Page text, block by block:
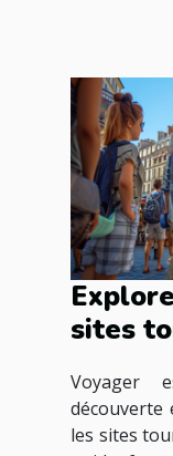
sites
Voyager
découverte
les sites